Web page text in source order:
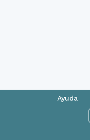
Ayuda